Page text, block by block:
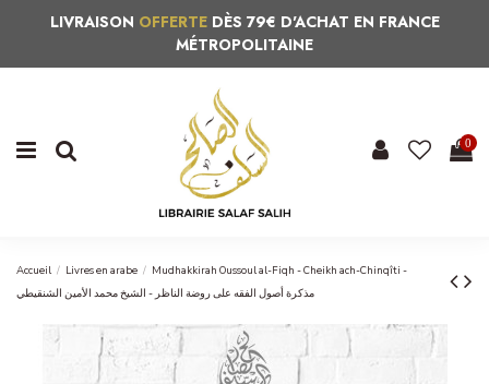
LIVRAISON OFFERTEDÈS 79€ D'ACHAT EN FRANCE
MÉTROPOLITAINE
0
Accueil Livres en arabe
Mudhakkirah Oussoul al-Fiqh - Cheikh ach-Chinqîti -
مذكرة أصول الفقه على روضة الناظر - الشيخ محمد الأمين الشنقيطي